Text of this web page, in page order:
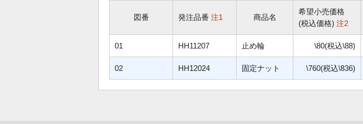
図番 発注品番 注1 商品名
希望小売価格
(税込価格) 注2
01 HH11207 止め輪 \80(税込\88)
02 HH12024 固定ナット \760(税込\836)